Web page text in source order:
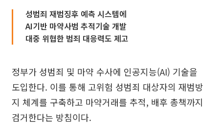
성범죄 재범징후 예측 시스템에
AI기반 마약사범 추적기술 개발
대중 위협한 범죄 대응력도 제고
정부가 성범죄 및 마약 수사에 인공지능(AI) 기술을
도입한다. 이를 통해 고위험 성범죄 대상자의 재범방
지 체계를 구축하고 마약거래를 추적, 배후 총책까지
검거한다는 방침이다.